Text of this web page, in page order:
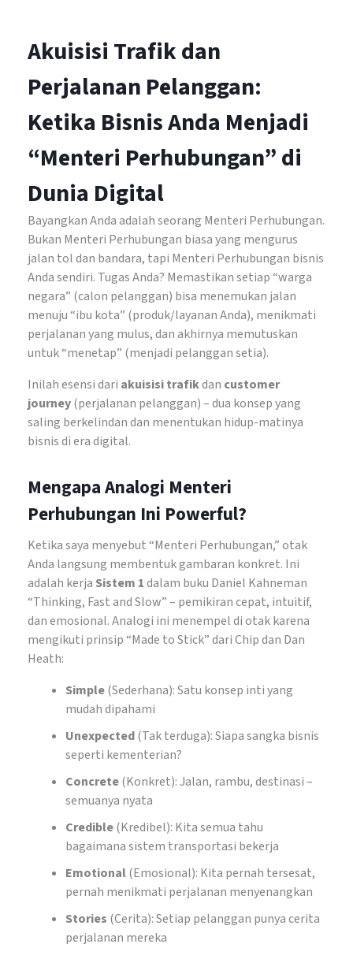
Akuisisi Trafik dan
Perjalanan Pelanggan:
Ketika Bisnis Anda Menjadi
“Menteri Perhubungan” di
Dunia Digital
Bayangkan Anda adalah seorang Menteri Perhubungan.
Bukan Menteri Perhubungan biasa yang mengurus
jalan tol dan bandara, tapi Menteri Perhubungan bisnis
Anda sendiri. Tugas Anda? Memastikan setiap “warga
negara” (calon pelanggan) bisa menemukan jalan
menuju “ibu kota” (produk/layanan Anda), menikmati
perjalanan yang mulus, dan akhirnya memutuskan
untuk “menetap” (menjadi pelanggan setia).
Inilah esensi dari akuisisi trafikdan customer
journey(perjalanan pelanggan) – dua konsep yang
saling berkelindan dan menentukan hidup-matinya
bisnis di era digital.
Mengapa Analogi Menteri
Perhubungan Ini Powerful?
Ketika saya menyebut “Menteri Perhubungan,” otak
Anda langsung membentuk gambaran konkret. Ini
adalah kerja Sistem 1dalam buku Daniel Kahneman
“Thinking, Fast and Slow” – pemikiran cepat, intuitif,
dan emosional. Analogi ini menempel di otak karena
mengikuti prinsip “Made to Stick” dari Chip dan Dan
Heath:
Simple(Sederhana): Satu konsep inti yang
mudah dipahami
Unexpected(Tak terduga): Siapa sangka bisnis
seperti kementerian?
Concrete(Konkret): Jalan, rambu, destinasi –
semuanya nyata
Credible(Kredibel): Kita semua tahu
bagaimana sistem transportasi bekerja
Emotional(Emosional): Kita pernah tersesat,
pernah menikmati perjalanan menyenangkan
Stories (Cerita): Setiap pelanggan punya cerita
perjalanan mereka